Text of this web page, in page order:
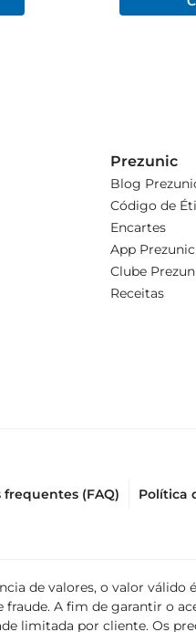
Prezunic
Blog
Código de
Encartes
App Prezunic
Clube
Receitas
frequentes (FAQ) Política
de valores, o valor
fraude. A fim de garantir o
limitada por cliente. Os